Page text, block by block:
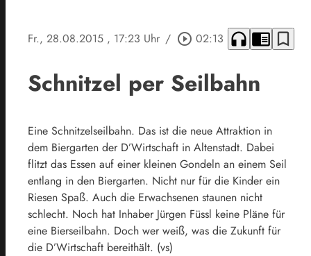
Fr., 28.08.2015 , 17:23 Uhr / play_circle_outline 02:13 headphones chrome_reader_mode bookmark_border
Schnitzel per Seilbahn
Eine Schnitzelseilbahn. Das ist die neue Attraktion in
dem Biergarten der D’Wirtschaft in Altenstadt. Dabei
flitzt das Essen auf einer kleinen Gondeln an einem Seil
entlang in den Biergarten. Nicht nur für die Kinder ein
Riesen Spaß. Auch die Erwachsenen staunen nicht
schlecht. Noch hat Inhaber Jürgen Füssl keine Pläne für
eine Bierseilbahn. Doch wer weiß, was die Zukunft für
die D’Wirtschaft bereithält. (vs)